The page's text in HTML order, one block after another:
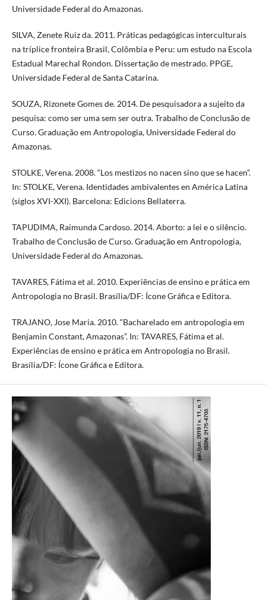
Universidade Federal do Amazonas.
SILVA, Zenete Ruiz da. 2011. Práticas pedagógicas interculturais
na tríplice fronteira Brasil, Colômbia e Peru: um estudo na Escola
Estadual Marechal Rondon. Dissertação de mestrado. PPGE,
Universidade Federal de Santa Catarina.
SOUZA, Rizonete Gomes de. 2014. De pesquisadora a sujeito da
pesquisa: como ser uma sem ser outra. Trabalho de Conclusão de
Curso. Graduação em Antropologia, Universidade Federal do
Amazonas.
STOLKE, Verena. 2008. “Los mestizos no nacen sino que se hacen”.
In: STOLKE, Verena. Identidades ambivalentes en América Latina
(siglos XVI-XXI). Barcelona: Edicions Bellaterra.
TAPUDIMA, Raimunda Cardoso. 2014. Aborto: a lei e o silêncio.
Trabalho de Conclusão de Curso. Graduação em Antropologia,
Universidade Federal do Amazonas.
TAVARES, Fátima et al. 2010. Experiências de ensino e prática em
Antropologia no Brasil. Brasília/DF: Ícone Gráfica e Editora.
TRAJANO, Jose Maria. 2010. “Bacharelado em antropologia em
Benjamin Constant, Amazonas”. In: TAVARES, Fátima et al.
Experiências de ensino e prática em Antropologia no Brasil.
Brasília/DF: Ícone Gráfica e Editora.